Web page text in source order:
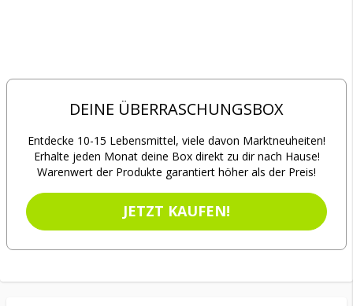
DEINE ÜBERRASCHUNGSBOX
Entdecke 10-15 Lebensmittel, viele davon Marktneuheiten!
Erhalte jeden Monat deine Box direkt zu dir nach Hause!
Warenwert der Produkte garantiert höher als der Preis!
JETZT KAUFEN!